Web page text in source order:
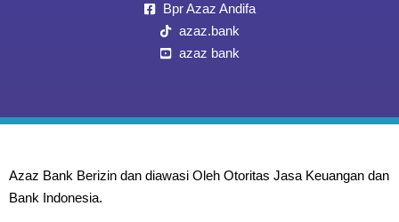
Bpr Azaz Andifa
azaz.bank
azaz bank
Azaz Bank Berizin dan diawasi Oleh Otoritas Jasa Keuangan dan
Bank Indonesia.